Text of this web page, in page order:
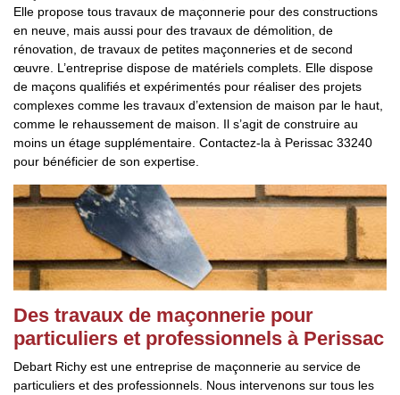
Elle propose tous travaux de maçonnerie pour des constructions
en neuve, mais aussi pour des travaux de démolition, de
rénovation, de travaux de petites maçonneries et de second
œuvre. L’entreprise dispose de matériels complets. Elle dispose
de maçons qualifiés et expérimentés pour réaliser des projets
complexes comme les travaux d’extension de maison par le haut,
comme le rehaussement de maison. Il s’agit de construire au
moins un étage supplémentaire. Contactez-la à Perissac 33240
pour bénéficier de son expertise.
Des travaux de maçonnerie pour
particuliers et professionnels à Perissac
Debart Richy est une entreprise de maçonnerie au service de
particuliers et des professionnels. Nous intervenons sur tous les